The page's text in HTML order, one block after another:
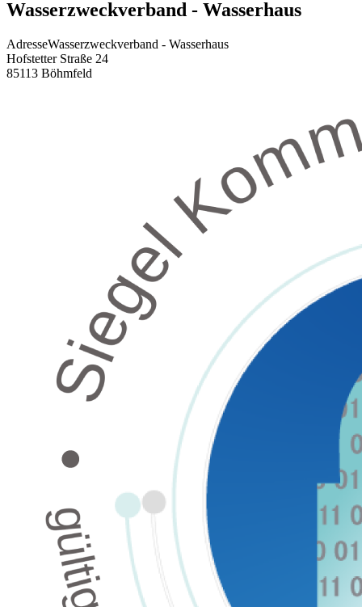
Wasserzweckverband - Wasserhaus
AdresseWasserzweckverband - Wasserhaus
Hofstetter Straße 24
85113 Böhmfeld